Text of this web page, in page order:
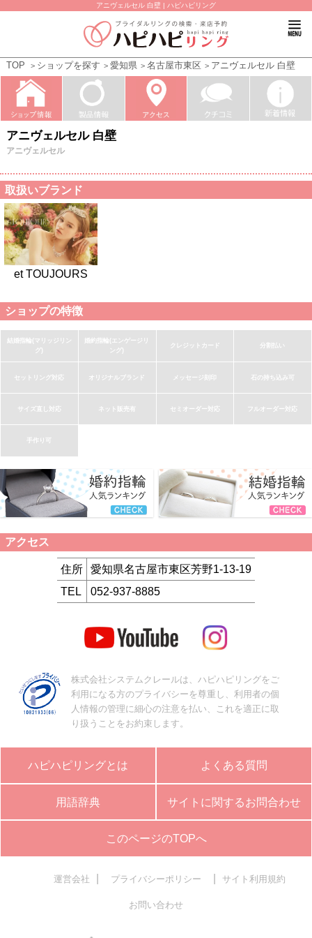
アニヴェルセル 白壁 | ハピハピリング
TOP ショップを探す 愛知県 名古屋市東区 アニヴェルセル 白壁
アニヴェルセル 白壁
アニヴェルセル
取扱いブランド
et TOUJOURS
ショップの特徴
結婚指輪(マリッジリン
グ)
婚約指輪(エンゲージリ
ング)
クレジットカード 分割払い
セットリング対応 オリジナルブランド メッセージ刻印 石の持ち込み可
サイズ直し対応 ネット販売有 セミオーダー対応 フルオーダー対応
手作り可
アクセス
住所
愛知県名古屋市東区芳野1-13-19
TEL
052-937-8885
株式会社システムクレールは、ハピハピリングをご
利用になる方のプライバシーを尊重し、利用者の個
人情報の管理に細心の注意を払い、これを適正に取
り扱うことをお約束します。
ハピハピリングとは よくある質問
用語辞典 サイトに関するお問合わせ
このページのTOPへ
運営会社 プライバシーポリシー サイト利用規約
お問い合わせ